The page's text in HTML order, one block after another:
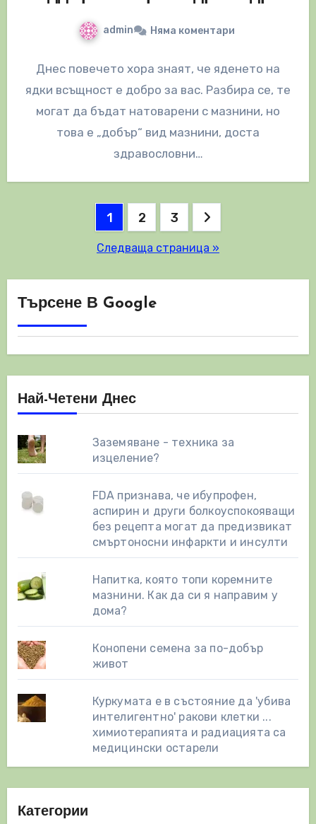
admin Няма коментари
Днес повечето хора знаят, че яденето на
ядки всъщност е добро за вас. Разбира се, те
могат да бъдат натоварени с мазнини, но
това е „добър“ вид мазнини, доста
здравословни…
Разделяне
публикациите
на
страници
1 2 3
Следваща страница »
Търсене В Google
Най-Четени Днес
Заземяване - техника за
изцеление?
FDA признава, че ибупрофен,
аспирин и други болкоуспокояващи
без рецепта могат да предизвикат
смъртоносни инфаркти и инсулти
Напитка, която топи коремните
мазнини. Как да си я направим у
дома?
Конопени семена за по-добър
живот
Куркумата е в състояние да 'убива
интелигентно' ракови клетки ...
химиотерапията и радиацията са
медицински остарели
Категории